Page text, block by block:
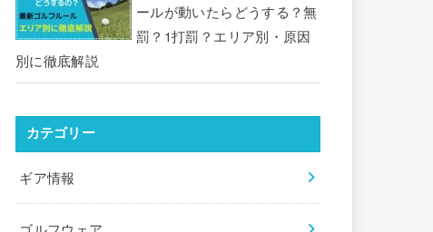
ールが動いたらどうする？無
罰？1打罰？エリア別・原因
別に徹底解説
カテゴリー
ギア情報